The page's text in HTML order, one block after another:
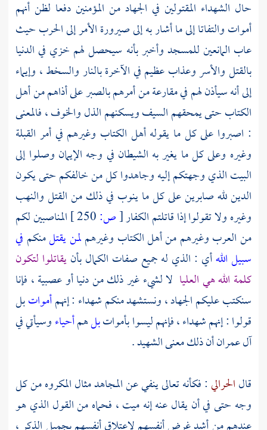
حال الشهداء المقتولين في الجهاد من المؤمنين دفعا لظن أنهم
أموات والتفاتا إلى ما أشار به إلى صيرورة الأمر إلى الحرب حيث
عاب المانعين للمسجد وأخبر بأنه سيحصل لهم خزي في الدنيا
بالقتل والأسر وعذاب عظيم في الآخرة بالنار والسخط ، وإيماء
إلى أنه سيأذن لهم في مقارعة من أمرهم بالصبر على أذاهم من أهل
الكتاب حتى يمحقهم السيف ويسكنهم الذل والخوف ، فالمعنى
: اصبروا على كل ما يقوله أهل الكتاب وغيرهم في أمر القبلة
وغيره وعلى كل ما يغير به الشيطان في وجه الإيمان وصلوا إلى
البيت الذي وجهتكم إليه وجاهدوا كل من خالفكم حتى يكون
الدين لله صابرين على كل ما ينوب في ذلك من القتل والنهب
وغيره ولا تقولوا إذا قاتلتم الكفار[ص:
المناصبين لكم
من العرب وغيرهم من أهل الكتاب وغيرهملمن يقتلمنكم في
سبيل اللهأي : الذي له جميع صفات الكمال بأنيقاتلوا لتكون
كلمة الله هي العليا لا لشيء غير ذلك من دنيا أو عصبية ، فإنا
سنكتب عليكم الجهاد ، ونستشهد منكم شهداء : إنهمأمواتبل
قولوا : إنهم شهداء ، فإنهم ليسوا بأمواتبلهمأحياءوسيأتي في
آل عمران أن ذلك معنى الشهيد .
قالالحرالي: فكأنه تعالى ينفي عن المجاهد مثال المكروه من كل
وجه حتى في أن يقال عنه إنه ميت ، فحماه من القول الذي هو